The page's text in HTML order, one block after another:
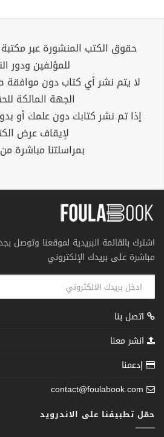
حقوق الكتب المنشورة عبر
للمؤلفين ودور
لا يتم نشر أي كتاب دون موافقة
الجهة المالكة
إذا تم نشر كتابك دون علمك أو
لإيقاف عرض
بمراسلتنا مباشرة من
اشترك بالقائمة البريدية لموقعنا وتوصل
مباشرة على بريدك الإلكتروني
اتصل بنا
انشر معنا
إدعمنا
contact@foulabook.com
حمّل تطبيقنا على الاندرويد